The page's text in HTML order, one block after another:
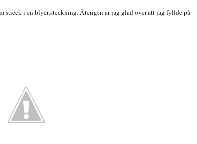
streck i en blyertsteckning. Återigen är jag glad över att jag fyllde på